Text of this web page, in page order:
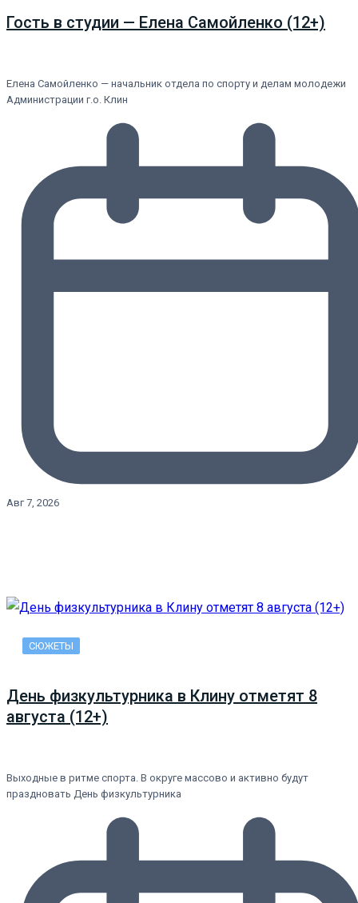
Гость в студии — Елена Самойленко (12+)
Елена Самойленко — начальник отдела по спорту и делам молодежи
Администрации г.о. Клин
Авг 7, 2026
СЮЖЕТЫ
День физкультурника в Клину отметят 8
августа (12+)
Выходные в ритме спорта. В округе массово и активно будут
праздновать День физкультурника